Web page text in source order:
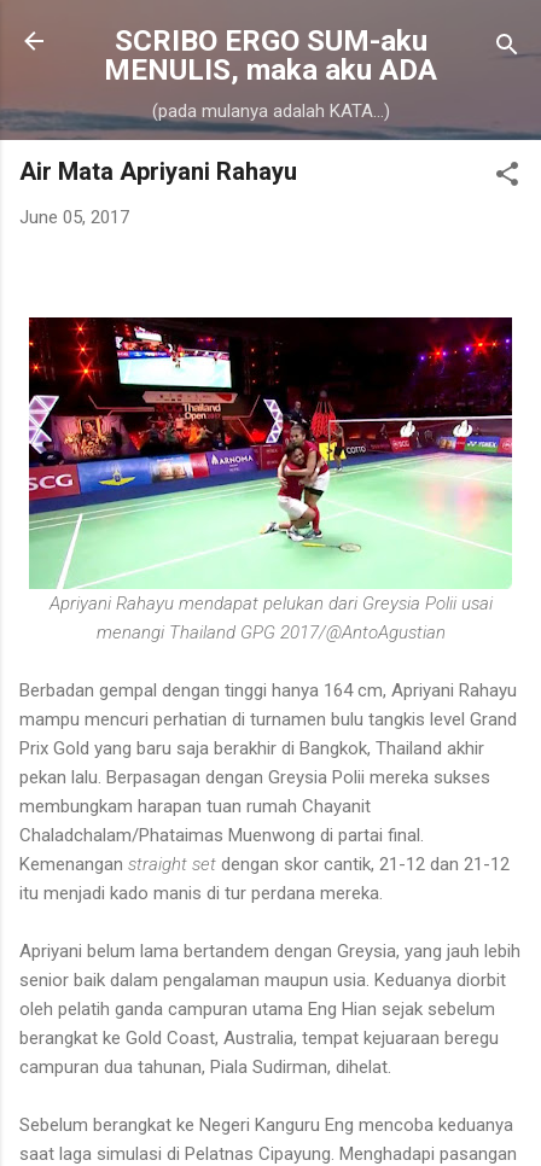
Skip to main content
SCRIBO ERGO SUM-aku
MENULIS, maka aku ADA
(pada mulanya adalah KATA...)
Air Mata Apriyani Rahayu
June 05, 2017
Apriyani Rahayu mendapat pelukan dari Greysia Polii usai
menangi Thailand GPG 2017/@AntoAgustian
Berbadan gempal dengan tinggi hanya 164 cm, Apriyani Rahayu
mampu mencuri perhatian di turnamen bulu tangkis level Grand
Prix Gold yang baru saja berakhir di Bangkok, Thailand akhir
pekan lalu. Berpasagan dengan Greysia Polii mereka sukses
membungkam harapan tuan rumah Chayanit
Chaladchalam/Phataimas Muenwong di partai final.
Kemenangan straight set dengan skor cantik, 21-12 dan 21-12
itu menjadi kado manis di tur perdana mereka.
Apriyani belum lama bertandem dengan Greysia, yang jauh lebih
senior baik dalam pengalaman maupun usia. Keduanya diorbit
oleh pelatih ganda campuran utama Eng Hian sejak sebelum
berangkat ke Gold Coast, Australia, tempat kejuaraan beregu
campuran dua tahunan, Piala Sudirman, dihelat.
Sebelum berangkat ke Negeri Kanguru Eng mencoba keduanya
saat laga simulasi di Pelatnas Cipayung. Menghadapi pasangan